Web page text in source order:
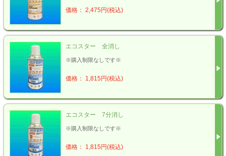
価格： 2,475円(税込)
エコスター 全消し
※購入制限なしです※
価格： 1,815円(税込)
エコスター 7分消し
※購入制限なしです※
価格： 1,815円(税込)